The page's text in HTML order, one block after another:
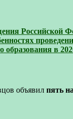
Российской
образования в
объявил пять